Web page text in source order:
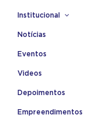
Institucional
Notícias
Eventos
Videos
Depoimentos
Empreendimentos